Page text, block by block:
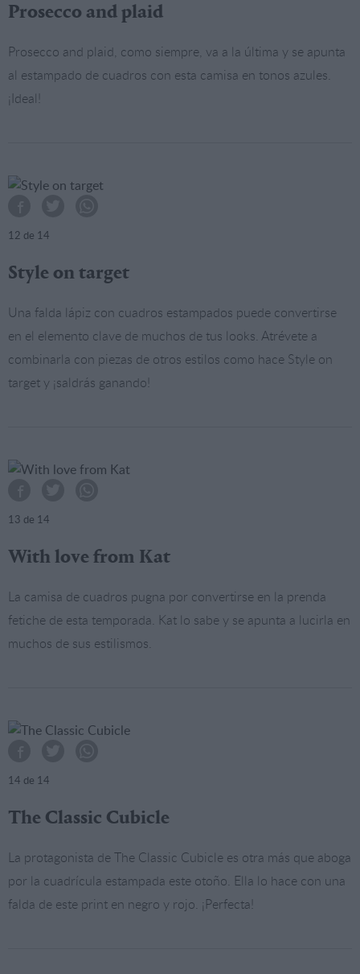
Prosecco and plaid
Prosecco and plaid, como siempre, va a la última y se apunta
al estampado de cuadros con esta camisa en tonos azules.
¡Ideal!
12 de 14
Style on target
Una falda lápiz con cuadros estampados puede convertirse
en el elemento clave de muchos de tus looks. Atrévete a
combinarla con piezas de otros estilos como hace Style on
target y ¡saldrás ganando!
13 de 14
With love from Kat
La camisa de cuadros pugna por convertirse en la prenda
fetiche de esta temporada. Kat lo sabe y se apunta a lucirla en
muchos de sus estilismos.
14 de 14
The Classic Cubicle
La protagonista de The Classic Cubicle es otra más que aboga
por la cuadrícula estampada este otoño. Ella lo hace con una
falda de este print en negro y rojo. ¡Perfecta!